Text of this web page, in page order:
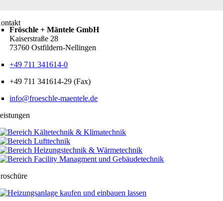
Fröschle + Mäntele GmbH
Kaiserstraße 28
73760 Ostfildern-Nellingen
+49 711 341614-0
+49 711 341614-29 (Fax)
info@froeschle-maentele.de